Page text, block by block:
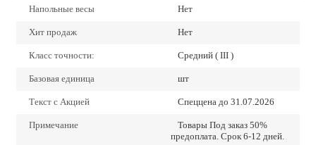
Напольные весы Нет
Хит продаж Нет
Класс точности: Средний ( III )
Базовая единица шт
Текст с Акцией Спеццена до 31.07.2026
Примечание
Товары Под заказ 50%
предоплата. Срок 6-12 дней.